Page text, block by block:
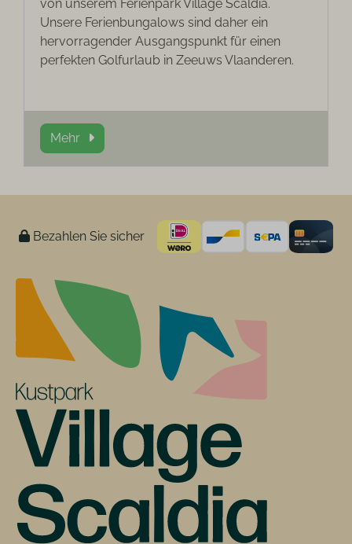
von unserem Ferienpark Village Scaldia.
Unsere Ferienbungalows sind daher ein
hervorragender Ausgangspunkt für einen
perfekten Golfurlaub in Zeeuws Vlaanderen.
Mehr
Bezahlen Sie sicher